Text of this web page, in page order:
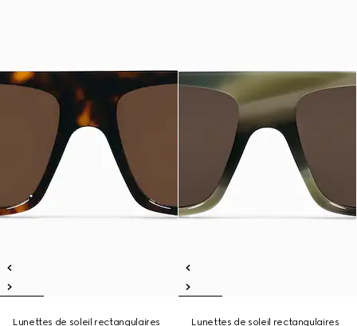
Lunettes de soleil rectangulaires
Lunettes de soleil rectangulaires